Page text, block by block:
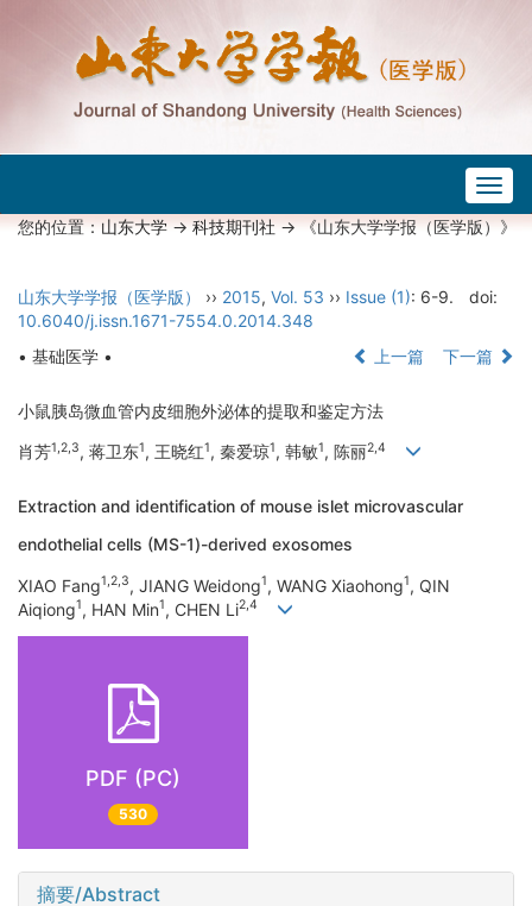
您的位置：山东大学->科技期刊社-> 《山东大学学报（医学版）》
山东大学学报（医学版） ›› 2015, Vol. 53 ›› Issue (1): 6-9.
doi:
10.6040/j.issn.1671-7554.0.2014.348
• 基础医学 •
上一篇 下一篇
小鼠胰岛微血管内皮细胞外泌体的提取和鉴定方法
肖芳1,2,3, 蒋卫东1, 王晓红1, 秦爱琼1, 韩敏1, 陈丽2,4
Extraction and identification of mouse islet microvascular
endothelial cells (MS-1)-derived exosomes
XIAO Fang1,2,3, JIANG Weidong1, WANG Xiaohong1, QIN
Aiqiong1, HAN Min1, CHEN Li2,4
PDF (PC)
530
摘要/Abstract